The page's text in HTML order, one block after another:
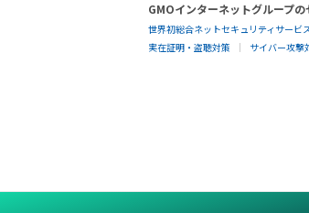
GMOインターネットグループ
世界初総合ネットセキュリティサービ
実在証明・盗聴対策
サイバー攻撃